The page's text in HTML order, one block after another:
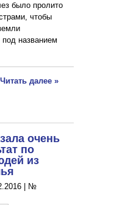
было пролито
чтобы
названием
Читать далее »
очень
по
из
№